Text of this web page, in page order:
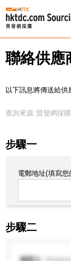
聯絡供應
以下訊息將傳送給供
查詢來源: 貿發網採購
步驟一
電郵地址(填寫您
步驟二